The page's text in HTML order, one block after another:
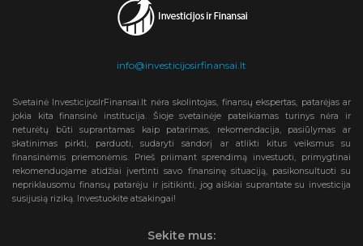
info@investicijosirfinansai.lt
Svetainė InvesticijosIrFinansai.lt nėra skolintojas, finansų ekspertas, patarėjas ar
jokia kita finansinė institucija. Šioje svetainėje pateikiamas turinys nėra ir
neturėtų būti suprantamas kaip patarimas, rekomendacija, pasiūlymas ar
skatinimas pirkti, parduoti, sudaryti sandorį ar atlikti kitus veiksmus su
finansinėmis priemonėmis. Prieš priimant sprendimą investuoti, primygtinai
rekomenduojame atidžiai įvertinti savo finansinę situaciją, pasikonsultuoti su
nepriklausomu finansų patarėju ir įsitikinti, jog aiškiai suprantate su investicija
susijusią riziką. Investuokite atsakingai!
Sekite mus: